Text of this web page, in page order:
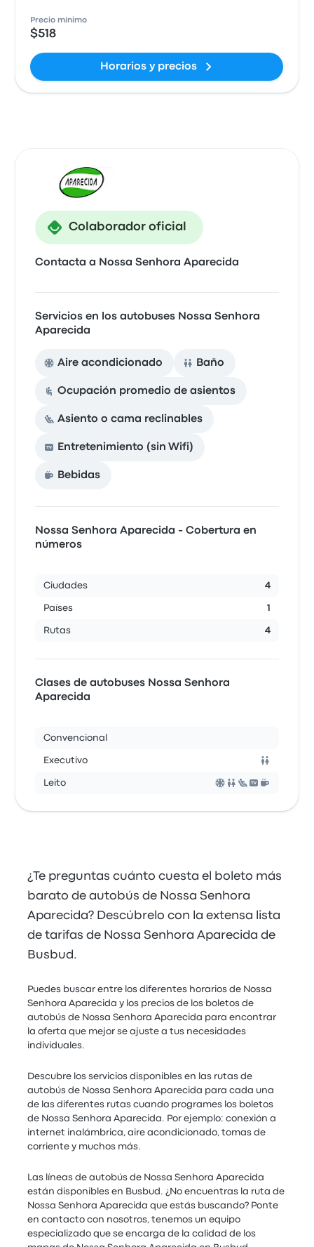
Precio mínimo
$518
Horarios y precios
Colaborador oficial
Contacta a Nossa Senhora Aparecida
Servicios en los autobuses Nossa Senhora
Aparecida
Aire acondicionado Baño
Ocupación promedio de asientos
Asiento o cama reclinables
Entretenimiento (sin Wifi)
Bebidas
Nossa Senhora Aparecida - Cobertura en
números
Ciudades 4
Países 1
Rutas 4
Clases de autobuses Nossa Senhora
Aparecida
Convencional
Executivo
Leito
¿Te preguntas cuánto cuesta el boleto más
barato de autobús de Nossa Senhora
Aparecida? Descúbrelo con la extensa lista
de tarifas de Nossa Senhora Aparecida de
Busbud.
Puedes buscar entre los diferentes horarios de Nossa
Senhora Aparecida y los precios de los boletos de
autobús de Nossa Senhora Aparecida para encontrar
la oferta que mejor se ajuste a tus necesidades
individuales.
Descubre los servicios disponibles en las rutas de
autobús de Nossa Senhora Aparecida para cada una
de las diferentes rutas cuando programes los boletos
de Nossa Senhora Aparecida. Por ejemplo: conexión a
internet inalámbrica, aire acondicionado, tomas de
corriente y muchos más.
Las líneas de autobús de Nossa Senhora Aparecida
están disponibles en Busbud. ¿No encuentras la ruta de
Nossa Senhora Aparecida que estás buscando? Ponte
en contacto con nosotros, tenemos un equipo
especializado que se encarga de la calidad de los